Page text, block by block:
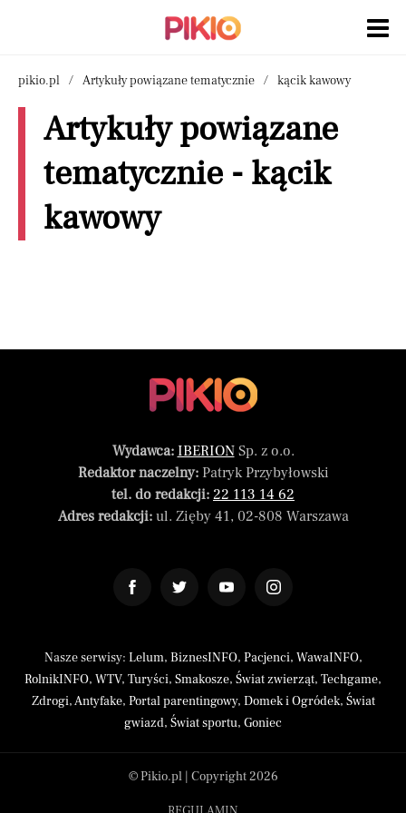
pikio.pl Artykuły powiązane tematycznie kącik kawowy
Artykuły powiązane
tematycznie - kącik
kawowy
Wydawca: IBERIONSp. z o.o.
Redaktor naczelny:Patryk Przybyłowski
tel. do redakcji: 22 113 14 62
Adres redakcji:ul. Zięby 41, 02-808 Warszawa
Nasze serwisy: Lelum, BiznesINFO, Pacjenci, WawaINFO,
RolnikINFO, WTV, Turyści, Smakosze, Świat zwierząt, Techgame,
Zdrogi,Antyfake, Portal parentingowy, Domek i Ogródek, Świat
gwiazd, Świat sportu, Goniec
© Pikio.pl | Copyright 2026